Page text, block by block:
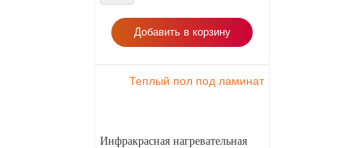
Добавить в корзину
Теплый пол под ламинат
Инфракрасная нагревательная